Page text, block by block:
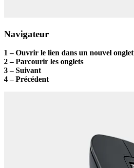
Navigateur
1 – Ouvrir le lien dans un nouvel onglet
2 – Parcourir les onglets
3 – Suivant
4 – Précédent